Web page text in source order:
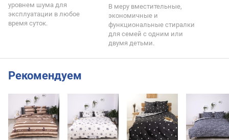
уровнем шума для
эксплуатации в любое
время суток.
В меру вместительные,
экономичные и
функциональные стиралки
для семей с одним или
двумя детьми.
Рекомендуем